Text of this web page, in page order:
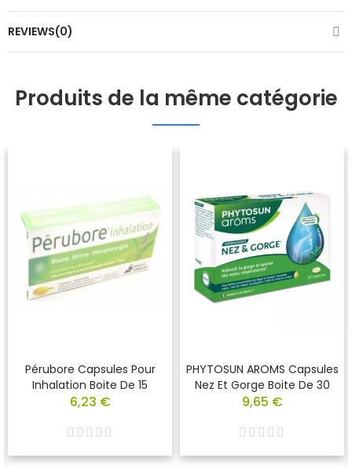
REVIEWS(0)
Produits de la même catégorie
Pérubore Capsules Pour
Inhalation Boite De 15
6,23 €
PHYTOSUN AROMS Capsules
Nez Et Gorge Boite De 30
9,65 €